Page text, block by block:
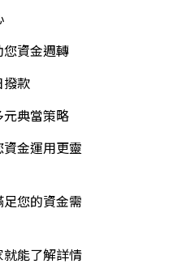
資金週轉
撥款
典當策略
金運用更靈
您的資金需
能了解詳情